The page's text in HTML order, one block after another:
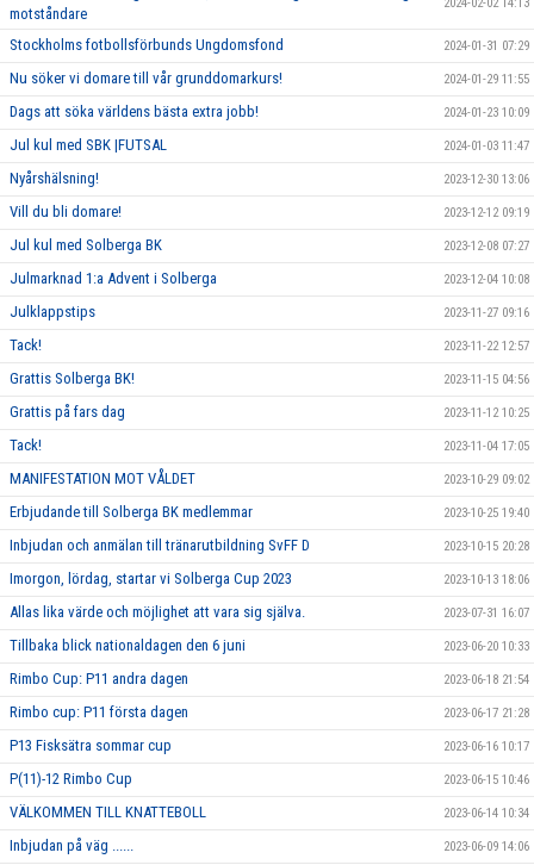
motståndare
Stockholms fotbollsförbunds Ungdomsfond 2024-01-31 07:29
Nu söker vi domare till vår grunddomarkurs! 2024-01-29 11:55
Dags att söka världens bästa extra jobb! 2024-01-23 10:09
Jul kul med SBK |FUTSAL 2024-01-03 11:47
Nyårshälsning! 2023-12-30 13:06
Vill du bli domare! 2023-12-12 09:19
Jul kul med Solberga BK 2023-12-08 07:27
Julmarknad 1:a Advent i Solberga 2023-12-04 10:08
Julklappstips 2023-11-27 09:16
Tack! 2023-11-22 12:57
Grattis Solberga BK! 2023-11-15 04:56
Grattis på fars dag 2023-11-12 10:25
Tack! 2023-11-04 17:05
MANIFESTATION MOT VÅLDET 2023-10-29 09:02
Erbjudande till Solberga BK medlemmar 2023-10-25 19:40
Inbjudan och anmälan till tränarutbildning SvFF D 2023-10-15 20:28
Imorgon, lördag, startar vi Solberga Cup 2023 2023-10-13 18:06
Allas lika värde och möjlighet att vara sig själva. 2023-07-31 16:07
Tillbaka blick nationaldagen den 6 juni 2023-06-20 10:33
Rimbo Cup: P11 andra dagen 2023-06-18 21:54
Rimbo cup: P11 första dagen 2023-06-17 21:28
P13 Fisksätra sommar cup 2023-06-16 10:17
P(11)-12 Rimbo Cup 2023-06-15 10:46
VÄLKOMMEN TILL KNATTEBOLL 2023-06-14 10:34
Inbjudan på väg ...... 2023-06-09 14:06